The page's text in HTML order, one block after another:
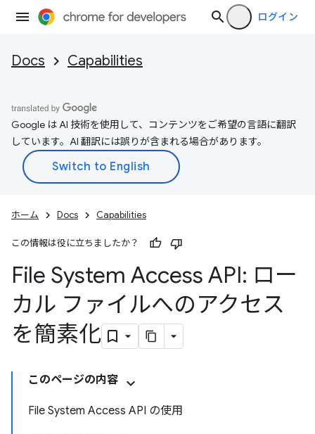
ログイン
Docs Capabilities
Google は AI 技術を使用して、コンテンツをご希望の言語に翻訳
しています。AI 翻訳には誤りが含まれる場合があります。
ホーム Docs Capabilities
この情報は役に立ちましたか？
File System Access API: ロー
カル ファイルへのアクセス
を簡素化
このページの内容
File System Access API の使用